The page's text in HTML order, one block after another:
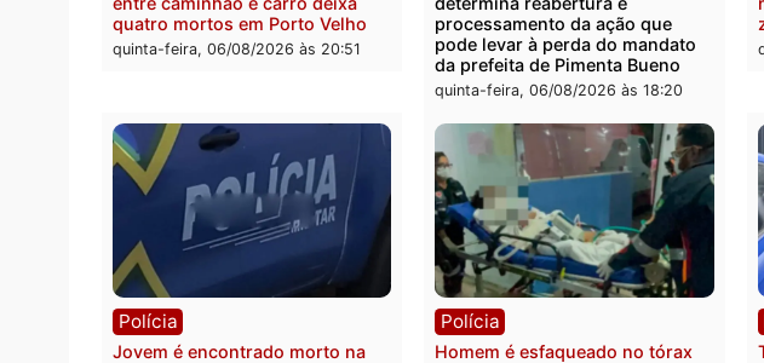
Polícia
Tragédia na BR-364: colisão
entre caminhão e carro deixa
quatro mortos em Porto Velho
quinta-feira, 06/08/2026 às 20:51
Política
Ministro Dias Tofolli , do TSE,
determina reabertura e
processamento da ação que
pode levar à perda do mandato
da prefeita de Pimenta Bueno
quinta-feira, 06/08/2026 às 18:20